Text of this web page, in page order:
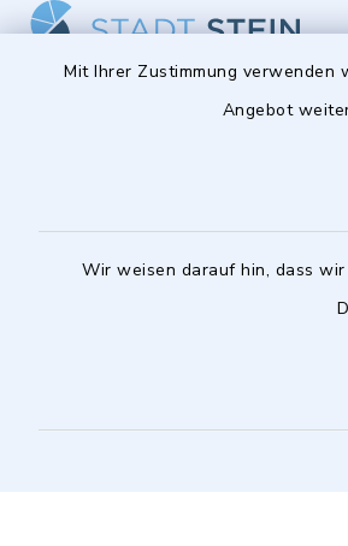
Mit Ihrer Zustimmung verwenden
Angebot
Wir weisen darauf hin, dass
0911 6801-0
facebookinstagramyoutubeLinkedIn